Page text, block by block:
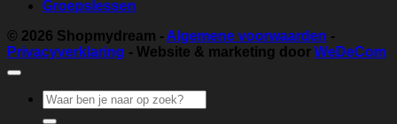
Groepslessen
© 2026 Shopmydream - Algemene voorwaarden -
Privacyverklaring - Website & marketing door WeDeCom
Zoeken
naar: